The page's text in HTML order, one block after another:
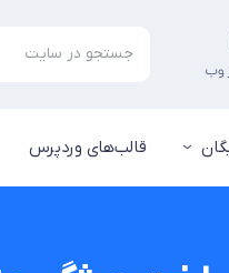
قالب‌های وردپرس